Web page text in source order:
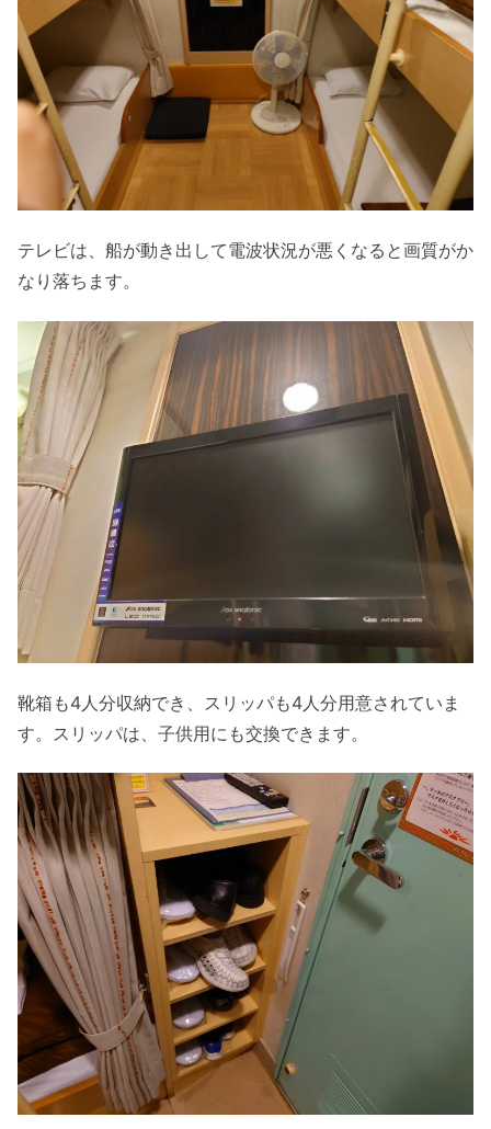
テレビは、船が動き出して電波状況が悪くなると画質がか
なり落ちます。
靴箱も4人分収納でき、スリッパも4人分用意されていま
す。スリッパは、子供用にも交換できます。